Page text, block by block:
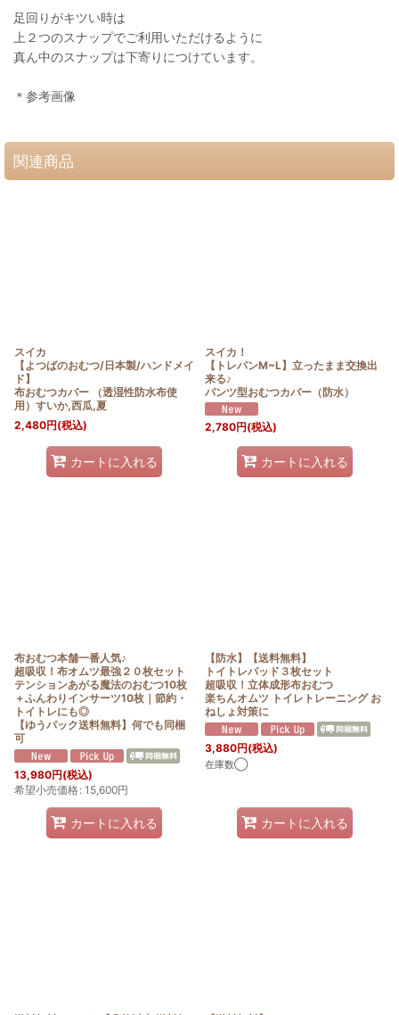
足回りがキツい時は
上２つのスナップでご利用いただけるように
真ん中のスナップは下寄りにつけています。
＊参考画像
関連商品
スイカ
【よつばのおむつ/日本製/ハンドメイ
ド】
布おむつカバー （透湿性防水布使
用）すいか,西瓜,夏
2,480円(税込)
カートに入れる
スイカ！
【トレパンM~L】立ったまま交換出
来る♪
パンツ型おむつカバー（防水）
2,780円(税込)
カートに入れる
布おむつ本舗一番人気♪
超吸収！布オムツ最強２０枚セット
テンションあがる魔法のおむつ10枚
＋ふんわりインサーツ10枚｜節約・
トイトレにも◎
【ゆうパック送料無料】何でも同梱
可
13,980円(税込)
希望小売価格: 15,600円
カートに入れる
【防水】【送料無料】
トイトレパッド３枚セット
超吸収！立体成形布おむつ
楽ちんオムツ トイレトレーニング お
ねしょ対策に
3,880円(税込)
在庫数◯
カートに入れる